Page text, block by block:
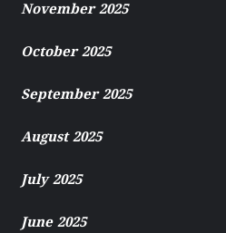
November 2025
October 2025
September 2025
August 2025
July 2025
June 2025